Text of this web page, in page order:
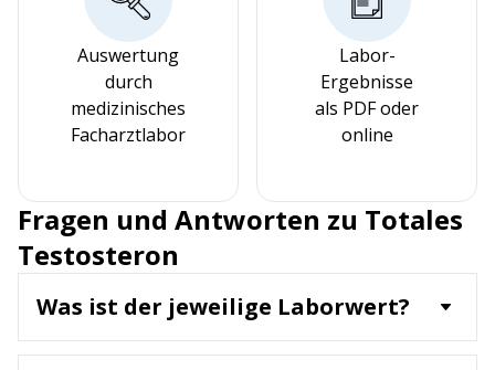
Auswertung
durch
medizinisches
Facharztlabor
Labor-
Ergebnisse
als PDF oder
online
Fragen und Antworten zu Totales
Testosteron
Was ist der jeweilige Laborwert?
Testosteron ist das wichtigste männliche
Sexualhormon (Androgen), das in den Hoden, aber